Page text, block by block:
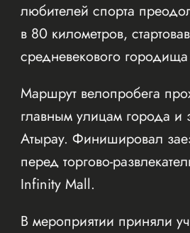
любителей спорта
в 80 километров,
средневекового
Маршрут велопробега
главным улицам города и
Атырау. Финишировал
перед торгово-
Infinity Mall.
В мероприятии приняли